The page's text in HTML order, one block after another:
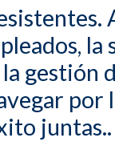
gestión
juntas..